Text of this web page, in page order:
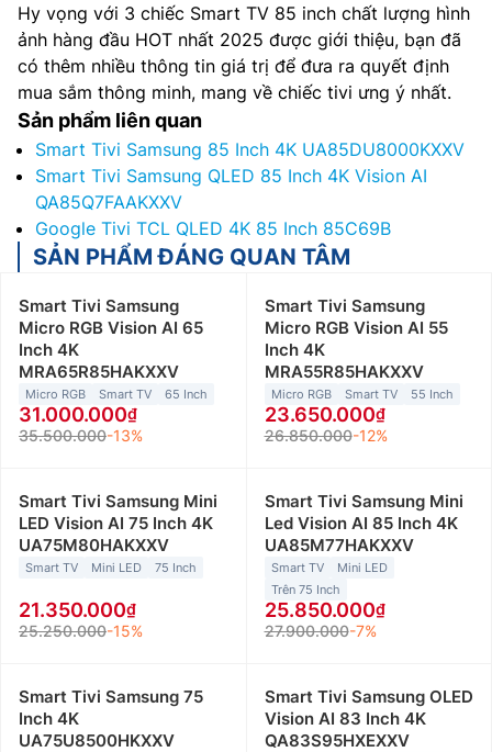
Hy vọng với 3 chiếc Smart TV 85 inch chất lượng hình
ảnh hàng đầu HOT nhất 2025 được giới thiệu, bạn đã
có thêm nhiều thông tin giá trị để đưa ra quyết định
mua sắm thông minh, mang về chiếc tivi ưng ý nhất.
Sản phẩm liên quan
Smart Tivi Samsung 85 Inch 4K UA85DU8000KXXV
Smart Tivi Samsung QLED 85 Inch 4K Vision AI
QA85Q7FAAKXXV
Google Tivi TCL QLED 4K 85 Inch 85C69B
SẢN PHẨM ĐÁNG QUAN TÂM
Smart Tivi Samsung
Micro RGB Vision AI 65
Inch 4K
MRA65R85HAKXXV
Micro RGB Smart TV 65 Inch
31.000.000
35.500.000-13%
Smart Tivi Samsung
Micro RGB Vision AI 55
Inch 4K
MRA55R85HAKXXV
Micro RGB Smart TV 55 Inch
23.650.000
26.850.000-12%
Smart Tivi Samsung Mini
LED Vision AI 75 Inch 4K
UA75M80HAKXXV
Smart TV Mini LED 75 Inch
21.350.000
25.250.000-15%
Smart Tivi Samsung Mini
Led Vision AI 85 Inch 4K
UA85M77HAKXXV
Smart TV
Mini LED
Trên 75 Inch
25.850.000
27.900.000-7%
Smart Tivi Samsung 75
Inch 4K
UA75U8500HKXXV
Smart Tivi Samsung OLED
Vision AI 83 Inch 4K
QA83S95HXEXXV